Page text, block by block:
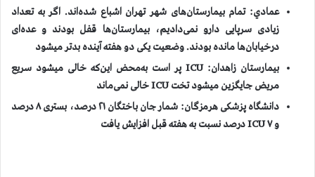
عمادي: تمام بیمارستان‌های شهر تهران اشباع شده‌اند. اگر به تعداد
زیادی سرپایی دارو نمی‌دادیم، بیمارستان‌ها قفل بودند و عده‌ای
درخیابان‌ها مانده بودند. وضعیت یکی دو هفته آینده بدتر میشود
بیمارستان زاهدان:ICU پر است به‌محض این‌که خالی میشود سریع
مریض جایگزین میشود تختICUخالی نمی‌ماند
دانشگاه پزشکی
هرمزگان: شمار جان باختگان ۲۱ درصد، بستری ۸ درصد
و ICU۷ درصد نسبت به هفته قبل افزایش یافت